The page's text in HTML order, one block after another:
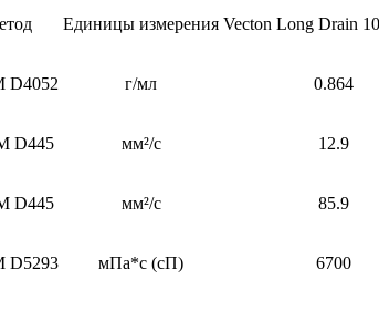
Единицы измерения Vecton Long Drain
D4052 г/мл 0.864
D445 мм²/с 12.9
D445 мм²/с 85.9
D5293 мПа*с (сП) 6700